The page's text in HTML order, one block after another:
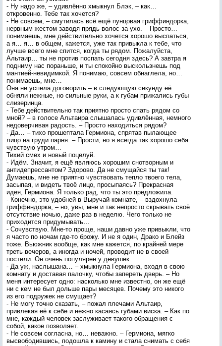
- Ну надо же, – удивлённо хмыкнул Блэк, – как…
откровенно. Тебе так хочется?
- Не совсем, – смутилась всё ещё пунцовая гриффиндорка,
нервным жестом заводя прядь волос за ухо. – Просто…
понимаешь, мне действительно хочется хорошо выспаться,
а я… я… в общем, кажется, уже так привыкла к тебе, что
лучше всего мне спится, когда ты рядом. Пожалуйста,
Альтаир… ты не против поспать сегодня здесь? А завтра я
подниму нас пораньше, и ты спокойно выскользнешь под
мантией-невидимкой. Я понимаю, совсем обнаглела, но…
понимаешь, мне…
Она не успела договорить – в следующую секунду её
обняли нежные, но сильные руки, а к губам прижались губы
слизеринца.
- Тебе действительно так приятно просто спать рядом со
мной? – в голосе Альтаира слышалась удивлённая, немного
недоверчивая радость. – Просто находиться рядом?
- Да… – тихо прошептала Гермиона, спрятав пылающее
лицо на груди парня. – Прости, но я всегда так хорошо себя
чувствую утром…
Тихий смех и новый поцелуй.
- Идём. Значит, я ещё являюсь хорошим снотворным и
антидепрессантом? Здорово. Да не смущайся ты так!
Думаешь, мне не приятно чувствовать тепло твоего тела,
засыпая, и видеть твоё лицо, просыпаясь? Прекрасная
идея, Гермиона. Я только рад, что ты это предложила.
- Конечно, это удобней в Выручай-комнате, – вздохнула
гриффиндорка, – но, увы, мне и так непросто скрывать своё
отсутствие ночью, даже раз в неделю. Чего только не
приходится придумывать…
- Сочувствую. Мне-то проще, наши давно уже привыкли, что
я часто по ночам где-то брожу. И не я один, Драко и Блейз
тоже. Вьюжник вообще, как мне кажется, по крайней мере
треть вечеров, а иногда и ночей, проводит не в своей
постели. Он очень популярен у девушек.
- Да уж, наслышана… – хмыкнула Гермиона, входя в свою
комнату и доставая палочку, чтобы запереть дверь. – Но
меня интересует одно: насколько мне известно, он же ещё
ни с кем не был дольше пары месяцев. Почему это никого
из его подружек не смущает?
- Не могу точно сказать, – пожал плечами Альтаир,
привлекая её к себе и нежно касаясь губами виска. – Как по
мне, каждый человек заслуживает такого обращения с
собой, какое позволяет.
- Не совсем согласна, но… неважно. – Гермиона, мягко
высвободившись, подошла к камину и стала снимать с себя